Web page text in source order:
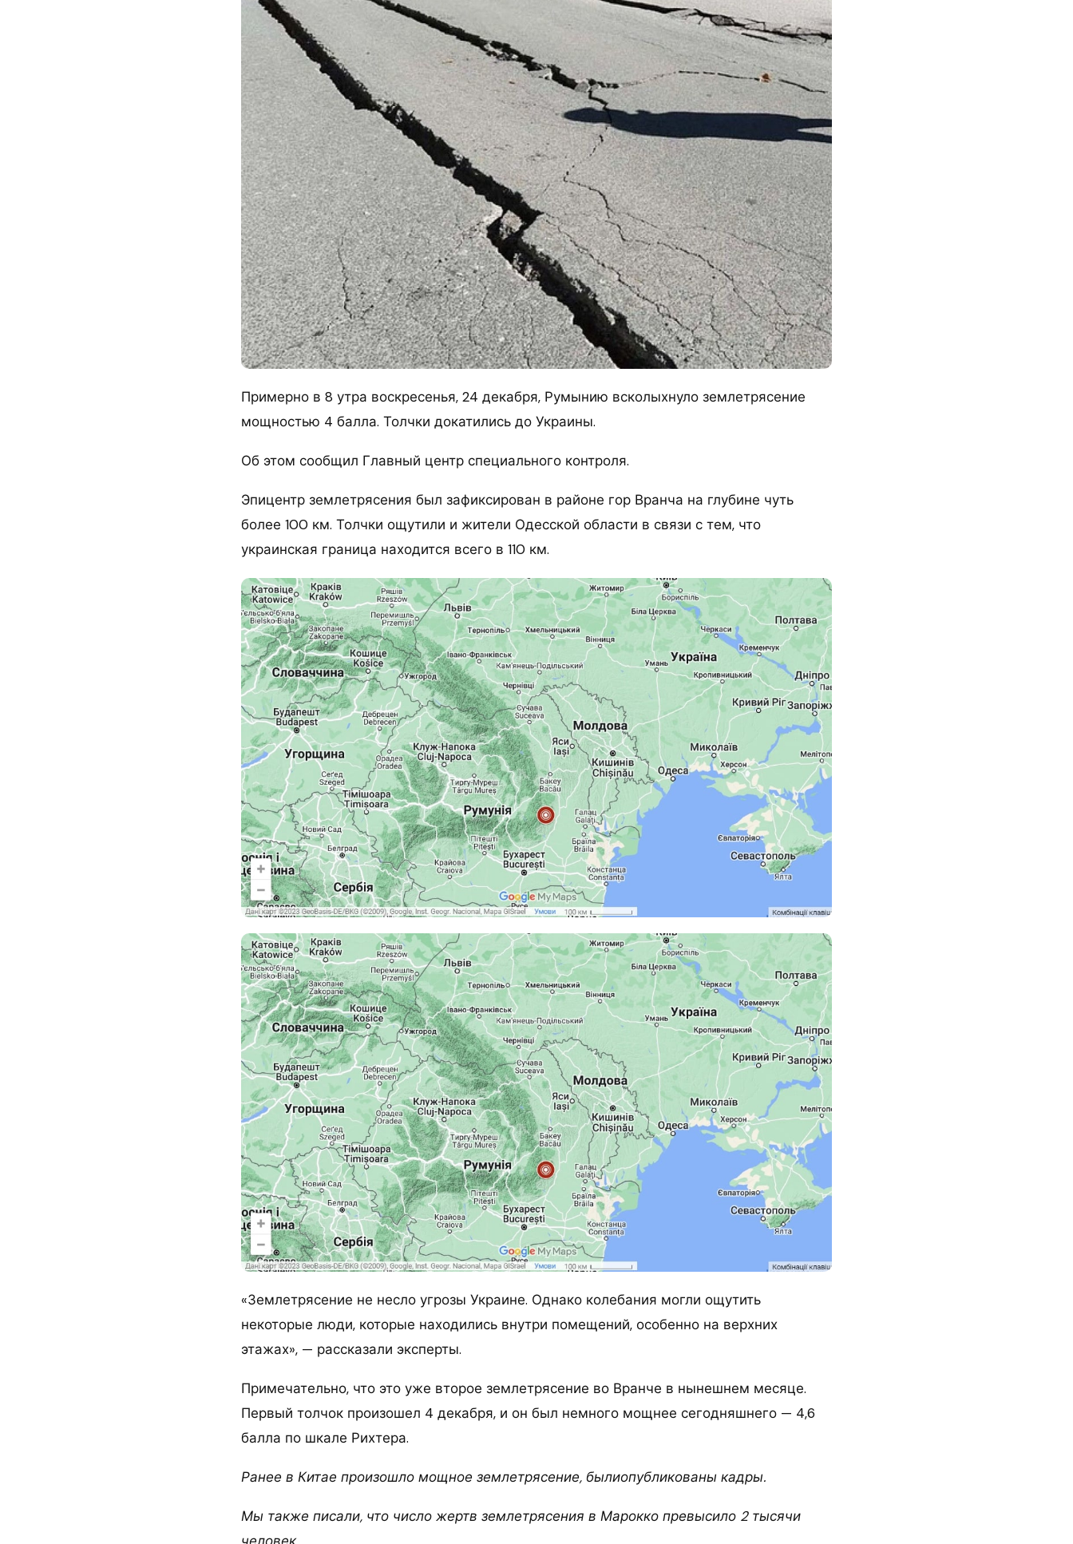
Примерно в 8 утра воскресенья, 24 декабря, Румынию всколыхнуло землетрясение
мощностью 4 балла. Толчки докатились до Украины.
Об этом сообщил Главный центр специального контроля.
Эпицентр землетрясения был зафиксирован в районе гор Вранча на глубине чуть
более 100 км. Толчки ощутили и жители Одесской области в связи с тем, что
украинская граница находится всего в 110 км.
«Землетрясение не несло угрозы Украине. Однако колебания могли ощутить
некоторые люди, которые находились внутри помещений, особенно на верхних
этажах», — рассказали эксперты.
Примечательно, что это уже второе землетрясение во Вранче в нынешнем месяце.
Первый толчок произошел 4 декабря, и он был немного мощнее сегодняшнего — 4,6
балла по шкале Рихтера.
Ранее в Китае произошло мощное землетрясение, былиопубликованы кадры.
Мы также писали, что число жертв землетрясения в Марокко превысило 2 тысячи